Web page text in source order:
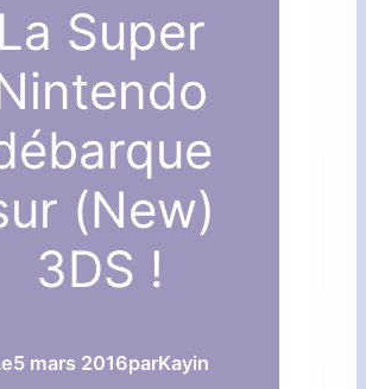
La Super
(New)
3DS !
5 mars 2016parKayin